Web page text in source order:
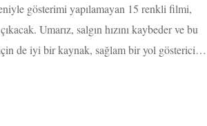
gösterimi yapılamayan 15 renkli filmi,
Umarız, salgın hızını kaybeder ve bu
de iyi bir kaynak, sağlam bir yol gösterici…